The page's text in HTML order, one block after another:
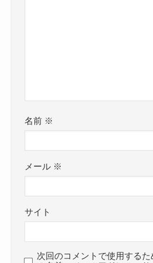
名前 ※
メール ※
サイト
次回のコメントで使用する